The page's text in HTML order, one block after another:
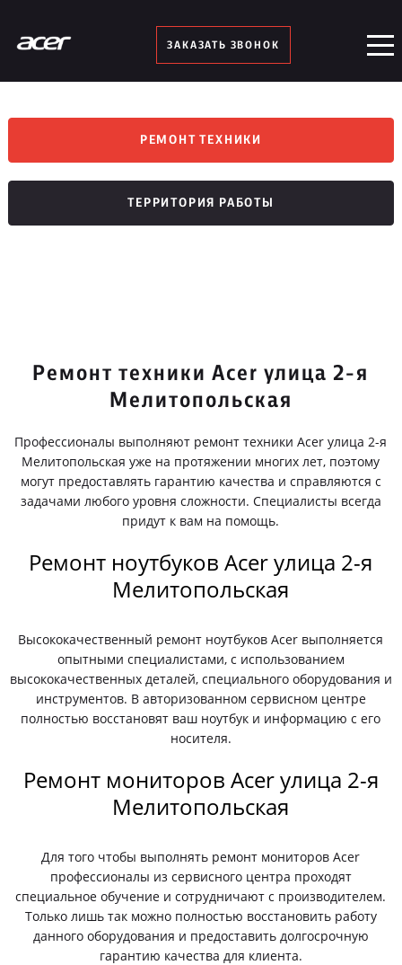
ЗАКАЗАТЬ ЗВОНОК
РЕМОНТ ТЕХНИКИ
ТЕРРИТОРИЯ РАБОТЫ
Ремонт техники Acer улица 2-я
Мелитопольская
Профессионалы выполняют ремонт техники Acer улица 2-я
Мелитопольская уже на протяжении многих лет, поэтому
могут предоставлять гарантию качества и справляются с
задачами любого уровня сложности. Специалисты всегда
придут к вам на помощь.
Ремонт ноутбуков Acer улица 2-я
Мелитопольская
Высококачественный ремонт ноутбуков Acer выполняется
опытными специалистами, с использованием
высококачественных деталей, специального оборудования и
инструментов. В авторизованном сервисном центре
полностью восстановят ваш ноутбук и информацию с его
носителя.
Ремонт мониторов Acer улица 2-я
Мелитопольская
Для того чтобы выполнять ремонт мониторов Acer
профессионалы из сервисного центра проходят
специальное обучение и сотрудничают с производителем.
Только лишь так можно полностью восстановить работу
данного оборудования и предоставить долгосрочную
гарантию качества для клиента.